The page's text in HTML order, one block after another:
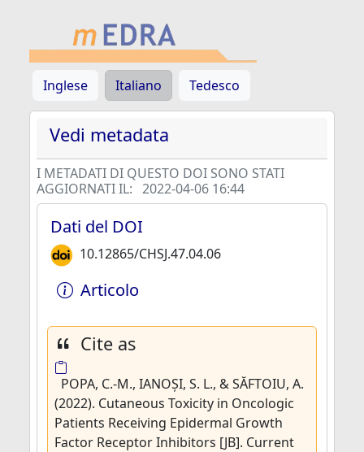
Inglese Italiano Tedesco
Vedi metadata
I METADATI DI QUESTO DOI SONO STATI
AGGIORNATI IL: 2022-04-06 16:44
Dati del DOI
10.12865/CHSJ.47.04.06
Articolo
Cite as
POPA, C.-M., IANOȘI, S. L., & SĂFTOIU, A.
(2022). Cutaneous Toxicity in Oncologic
Patients Receiving Epidermal Growth
Factor Receptor Inhibitors [JB]. Current